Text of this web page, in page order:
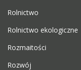
Rolnictwo
Rolnictwo ekologiczne
Rozmaitości
Rozwój